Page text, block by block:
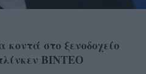
στο ξενοδοχείο
ΒΙΝΤΕΟ